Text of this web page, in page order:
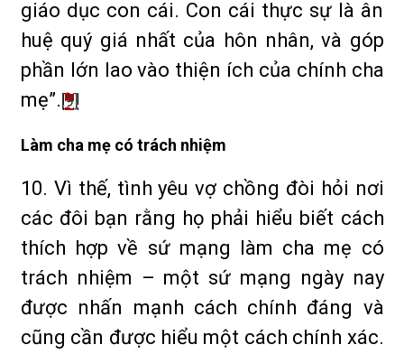
giáo dục con cái. Con cái thực sự là ân
huệ quý giá nhất của hôn nhân, và góp
phần lớn lao vào thiện ích của chính cha
mẹ”.[9]
Làm cha mẹ có trách nhiệm
10. Vì thế, tình yêu vợ chồng đòi hỏi nơi
các đôi bạn rằng họ phải hiểu biết cách
thích hợp về sứ mạng làm cha mẹ có
trách nhiệm – một sứ mạng ngày nay
được nhấn mạnh cách chính đáng và
cũng cần được hiểu một cách chính xác.